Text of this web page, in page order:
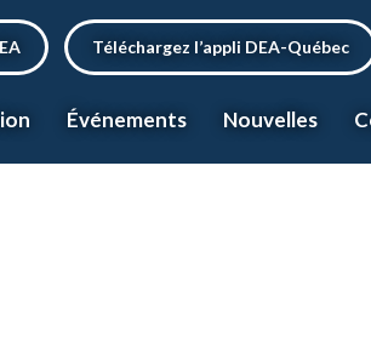
Téléchargez l’appli DEA-Québec
Événements Nouvelles